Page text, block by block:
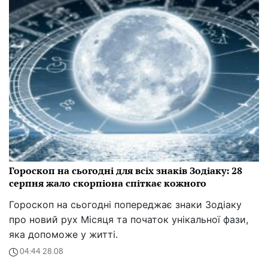
Гороскоп на сьогодні для всіх знаків Зодіаку: 28
серпня жало скорпіона спіткає кожного
Гороскоп на сьогодні попереджає знаки Зодіаку
про новий рух Місяця та початок унікальної фази,
яка допоможе у житті.
04:44 28.08